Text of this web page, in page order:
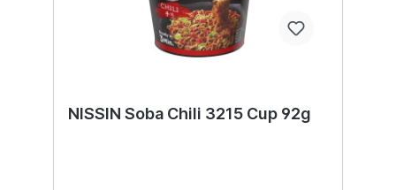
NISSIN Soba Chili 3215 Cup 92g